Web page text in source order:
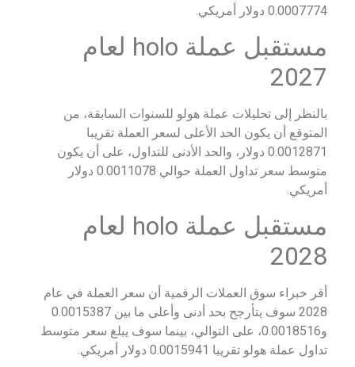
0.0007774 دولار أمريكي.
مستقبل عملة holo لعام
2027
بالنظر إلى تحليلات عملة هولو للسنوات السابقة، من
المتوقع أن يكون الحد الأعلى لسعر العملة تقريبا
0.0012871 دولار، والحد الأدنى للتداول، على أن يكون
متوسط سعر تداول العملة حوالي 0.0011078 دولار
أمريكي.
مستقبل عملة holo لعام
2028
أقر خبراء سوق العملات الرقمية أن سعر العملة في عام
2028 سوف يتأرجح بحد أدنى وأعلى ما بين 0.0015387
و0.0018516، على التوالي، بينما سوف يبلغ سعر متوسط
تداول عملة هولو تقريبا 0.0015941 دولار أمريكي.